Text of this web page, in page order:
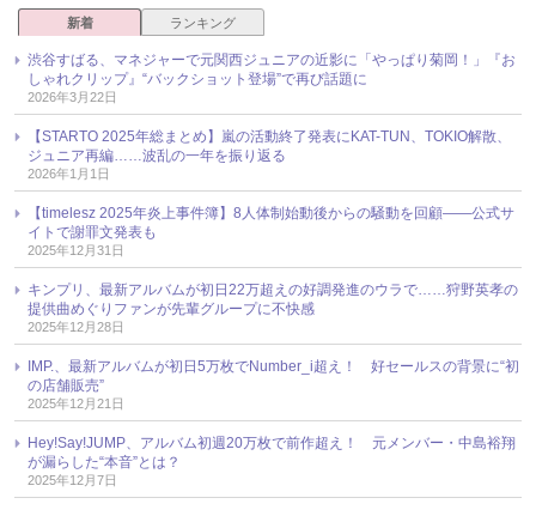
新着 ランキング
渋谷すばる、マネジャーで元関西ジュニアの近影に「やっぱり菊岡！」『お
しゃれクリップ』“バックショット登場”で再び話題に
2026年3月22日
【STARTO 2025年総まとめ】嵐の活動終了発表にKAT-TUN、TOKIO解散、
ジュニア再編……波乱の一年を振り返る
2026年1月1日
【timelesz 2025年炎上事件簿】8人体制始動後からの騒動を回顧――公式サ
イトで謝罪文発表も
2025年12月31日
キンプリ、最新アルバムが初日22万超えの好調発進のウラで……狩野英孝の
提供曲めぐりファンが先輩グループに不快感
2025年12月28日
IMP.、最新アルバムが初日5万枚でNumber_i超え！ 好セールスの背景に“初
の店舗販売”
2025年12月21日
Hey!Say!JUMP、アルバム初週20万枚で前作超え！ 元メンバー・中島裕翔
が漏らした“本音”とは？
2025年12月7日